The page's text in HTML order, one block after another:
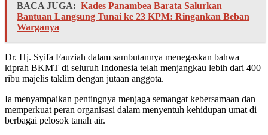
BACA JUGA: Kades Panambea Barata Salurkan
Bantuan Langsung Tunai ke 23 KPM: Ringankan Beban
Warganya
Dr. Hj. Syifa Fauziah dalam sambutannya menegaskan bahwa
kiprah BKMT di seluruh Indonesia telah menjangkau lebih dari 400
ribu majelis taklim dengan jutaan anggota.
Ia menyampaikan pentingnya menjaga semangat kebersamaan dan
memperkuat peran organisasi dalam menyentuh kehidupan umat di
berbagai pelosok tanah air.